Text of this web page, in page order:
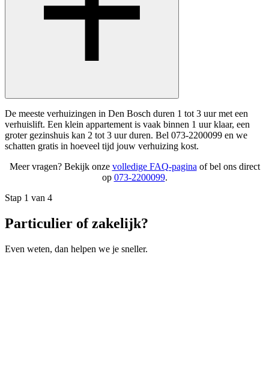
De meeste verhuizingen in Den Bosch duren 1 tot 3 uur met een
verhuislift. Een klein appartement is vaak binnen 1 uur klaar, een
groter gezinshuis kan 2 tot 3 uur duren. Bel 073-2200099 en we
schatten gratis in hoeveel tijd jouw verhuizing kost.
Meer vragen? Bekijk onze volledige FAQ-pagina of bel ons direct
op 073-2200099.
Stap 1 van 4
Particulier of zakelijk?
Even weten, dan helpen we je sneller.